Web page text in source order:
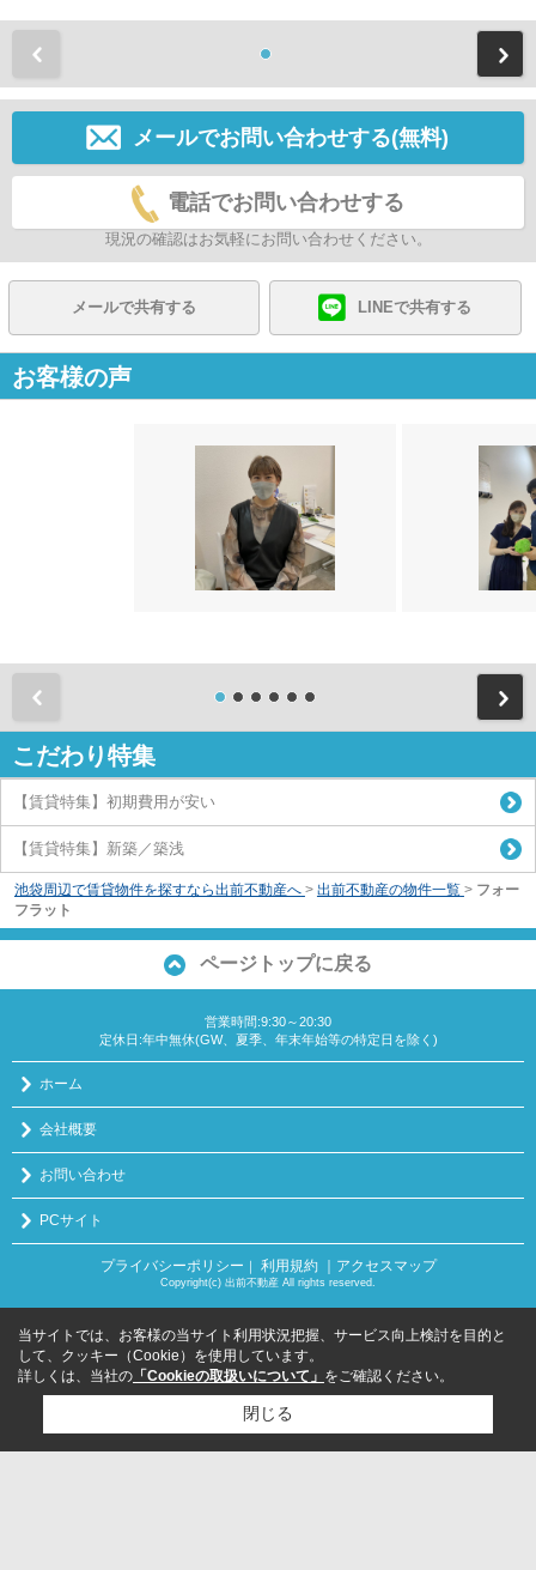
メールでお問い合わせする(無料)
電話でお問い合わせする
現況の確認はお気軽にお問い合わせください。
メールで共有する LINEで共有する
お客様の声
こだわり特集
【賃貸特集】初期費用が安い
【賃貸特集】新築／築浅
池袋周辺で賃貸物件を探すなら出前不動産へ > 出前不動産の物件一覧 > フォー
フラット
ページトップに戻る
営業時間:9:30～20:30
定休日:年中無休(GW、夏季、年末年始等の特定日を除く)
ホーム
会社概要
お問い合わせ
PCサイト
プライバシーポリシー 利用規約 ｜アクセスマップ
Copyright(c) 出前不動産 All rights reserved.
当サイトでは、お客様の当サイト利用状況把握、サービス向上検討を目的と
して、クッキー（Cookie）を使用しています。
詳しくは、当社の 「Cookieの取扱いについて」 をご確認ください。
閉じる